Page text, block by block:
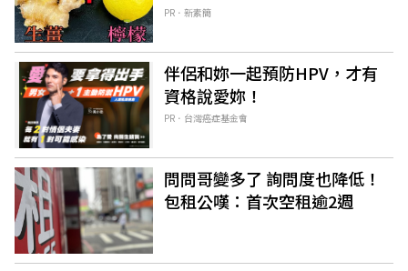
PR．新素簡
伴侶和妳一起預防HPV，才有
資格說愛妳！
PR．台灣癌症基金會
問問哥變多了 詢問度也降低！
包租公嘆：首次空租逾2週